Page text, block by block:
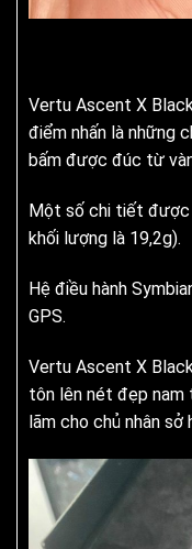
Vertu Ascent X
điểm nhấn là những
bấm được đúc từ
Một số chi tiết được
khối lượng là 19,2g).
Hệ điều hành
GPS.
Vertu Ascent X
tôn lên nét đẹp nam
lãm cho chủ nhân sở